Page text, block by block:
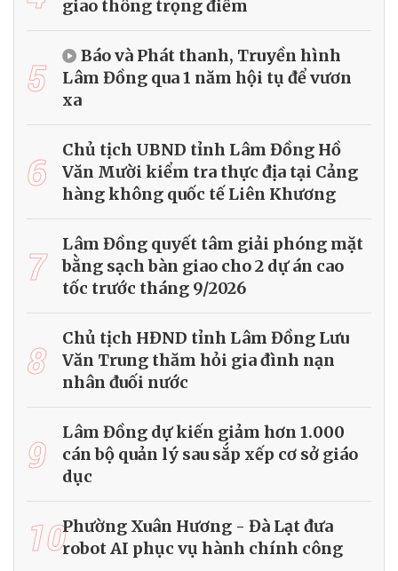
giao thông trọng điểm
5
Báo và Phát thanh, Truyền hình
Lâm Đồng qua 1 năm hội tụ để vươn
xa
6
Chủ tịch UBND tỉnh Lâm Đồng Hồ
Văn Mười kiểm tra thực địa tại Cảng
hàng không quốc tế Liên Khương
7
Lâm Đồng quyết tâm giải phóng mặt
bằng sạch bàn giao cho 2 dự án cao
tốc trước tháng 9/2026
8
Chủ tịch HĐND tỉnh Lâm Đồng Lưu
Văn Trung thăm hỏi gia đình nạn
nhân đuối nước
9
Lâm Đồng dự kiến giảm hơn 1.000
cán bộ quản lý sau sắp xếp cơ sở giáo
dục
10Phường Xuân Hương - Đà Lạt đưa
robot AI phục vụ hành chính công